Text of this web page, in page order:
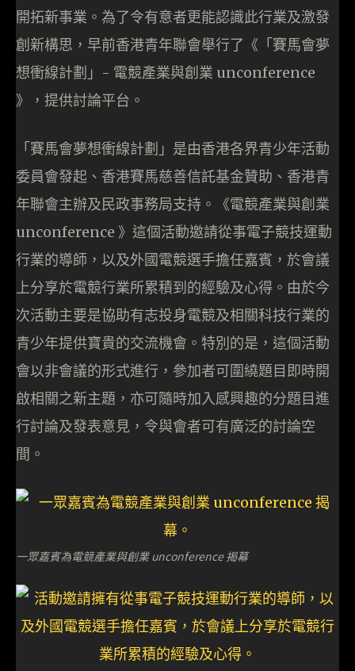
開拓新事業。為了令有意者更能認識此行業及激發
創新構思，早前香港青年聯會舉行了《「賽馬會夢
想衝線計劃」- 電競產業與創業 unconference
》，提供討論平台。
「賽馬會夢想衝線計劃」是由香港各界青少年活動
委員會發起、香港賽馬慈善信託基金贊助、香港青
年聯會主辦及民政事務局支持。《電競產業與創業
unconference 》這個活動邀請從事電子競技運動
行業的導師，以及外國電競選手擔任嘉賓，於會議
上分享於電競行業所累積到的經驗及心得。由於今
次活動主要是協助有志投身電競及相關科技行業的
青少年提供寶貴的交流機會。特別的是，這個活動
會以非會議的形式進行，參加者可圍繞題目即時開
啟相關之新主題，亦可隨時加入感興趣的分題目進
行討論及發表意見，令與會者可有廣泛的討論空
間。
一眾嘉賓為電競產業與創業 unconference 揭幕